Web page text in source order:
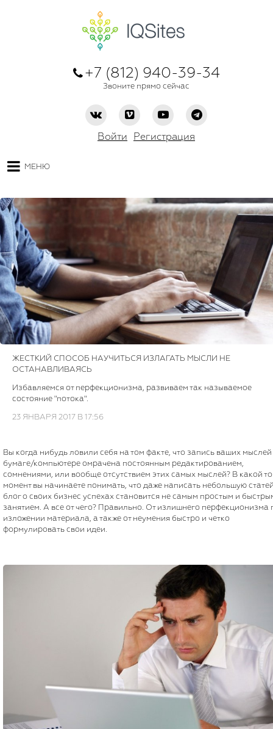
+7 (812) 940-39-34
Звоните прямо сейчас
Войти Регистрация
МЕНЮ
ЖЕСТКИЙ СПОСОБ НАУЧИТЬСЯ ИЗЛАГАТЬ МЫСЛИ НЕ
ОСТАНАВЛИВАЯСЬ
Избавляемся от перфекционизма, развиваем так называемое
состояние "потока".
23 ЯНВАРЯ 2017 В 17:56
Вы когда нибудь ловили себя на том факте, что запись ваших
бумаге/компьютере омрачена постоянным редактированием,
сомнениями, или вообще отсутствием этих самых мыслей? В какой то
момент вы начинаете понимать, что даже написать небольшую
блог о своих бизнес успехах становится не самым простым и
занятием. А все от чего? Правильно. От излишнего перфекционизма
изложении материала, а также от неумения быстро и четко
формулировать свои идеи.